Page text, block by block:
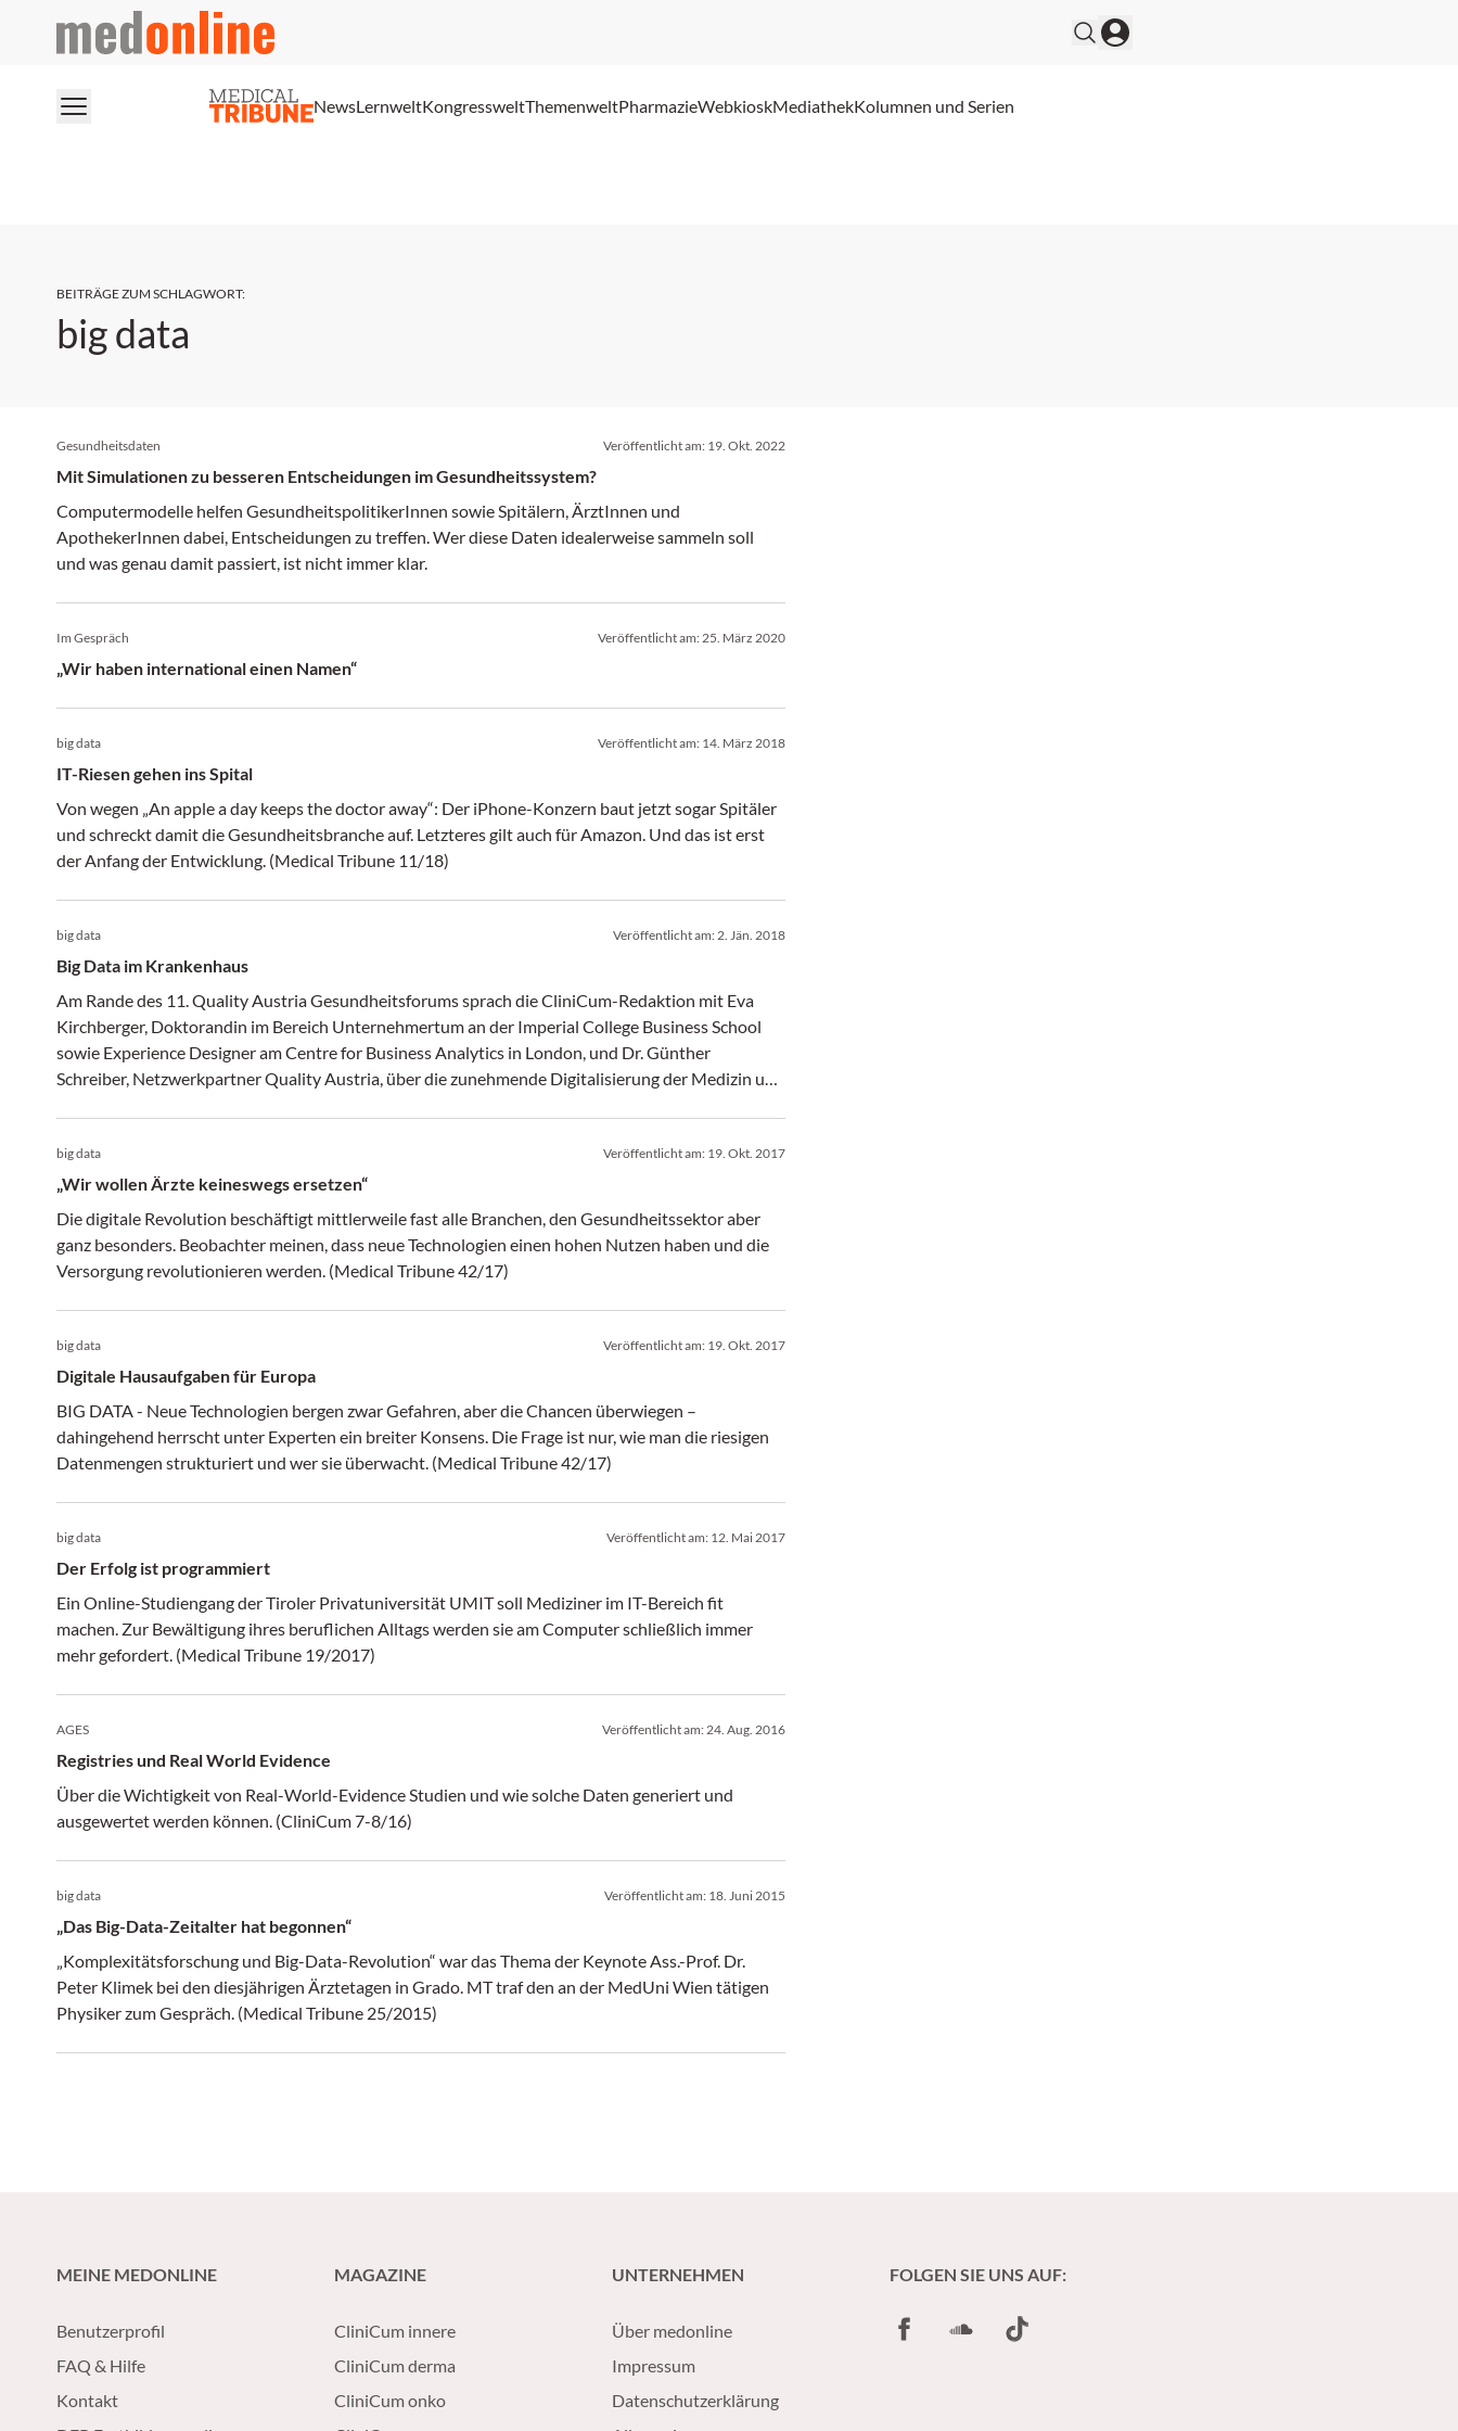
medonline
NewsLernweltKongressweltThemenweltPharmazieWebkioskMediathekKolumnen und Serien
BEITRÄGE ZUM SCHLAGWORT:
big data
Gesundheitsdaten Veröffentlicht am: 19. Okt. 2022
Mit Simulationen zu besseren Entscheidungen im Gesundheitssystem?
Computermodelle helfen GesundheitspolitikerInnen sowie Spitälern, ÄrztInnen und
ApothekerInnen dabei, Entscheidungen zu treffen. Wer diese Daten idealerweise sammeln soll
und was genau damit passiert, ist nicht immer klar.
Im Gespräch Veröffentlicht am:25. März 2020
„Wir haben international einen Namen“
big data Veröffentlicht am: 14. März 2018
IT-Riesen gehen ins Spital
Von wegen „An apple a day keeps the doctor away“: Der iPhone-Konzern baut jetzt sogar Spitäler
und schreckt damit die Gesundheitsbranche auf. Letzteres gilt auch für Amazon. Und das ist erst
der Anfang der Entwicklung. (Medical Tribune 11/18)
big data Veröffentlicht am:2. Jän. 2018
Big Data im Krankenhaus
Am Rande des 11. Quality Austria Gesundheitsforums sprach die CliniCum-Redaktion mit Eva
Kirchberger, Doktorandin im Bereich Unternehmertum an der Imperial College Business School
sowie Experience Designer am Centre for Business Analytics in London, und Dr. Günther
Schreiber, Netzwerkpartner Quality Austria, über die zunehmende Digitalisierung der Medizin und
big data Veröffentlicht am: 19. Okt. 2017
„Wir wollen Ärzte keineswegs ersetzen“
Die digitale Revolution beschäftigt mittlerweile fast alle Branchen, den Gesundheitssektor aber
ganz besonders. Beobachter meinen, dass neue Technologien einen hohen Nutzen haben und die
Versorgung revolutionieren werden. (Medical Tribune 42/17)
big data Veröffentlicht am: 19. Okt. 2017
Digitale Hausaufgaben für Europa
BIG DATA - Neue Technologien bergen zwar Gefahren, aber die Chancen überwiegen –
dahingehend herrscht unter Experten ein breiter Konsens. Die Frage ist nur, wie man die riesigen
Datenmengen strukturiert und wer sie überwacht. (Medical Tribune 42/17)
big data Veröffentlicht am: 12. Mai 2017
Der Erfolg ist programmiert
Ein Online-Studiengang der Tiroler Privatuniversität UMIT soll Mediziner im IT-Bereich fit
machen. Zur Bewältigung ihres beruflichen Alltags werden sie am Computer schließlich immer
mehr gefordert. (Medical Tribune 19/2017)
AGES Veröffentlicht am:24. Aug. 2016
Registries und Real World Evidence
Über die Wichtigkeit von Real-World-Evidence Studien und wie solche Daten generiert und
ausgewertet werden können. (CliniCum 7-8/16)
big data Veröffentlicht am: 18. Juni 2015
„Das Big-Data-Zeitalter hat begonnen“
„Komplexitätsforschung und Big-Data-Revolution“ war das Thema der Keynote Ass.-Prof. Dr.
Peter Klimek bei den diesjährigen Ärztetagen in Grado. MT traf den an der MedUni Wien tätigen
Physiker zum Gespräch. (Medical Tribune 25/2015)
MEINE MEDONLINE
Benutzerprofil
FAQ & Hilfe
Kontakt
MAGAZINE
CliniCum innere
CliniCum derma
CliniCum onko
UNTERNEHMEN
Über medonline
Impressum
Datenschutzerklärung
FOLGEN SIE UNS AUF:
FacebookSoundCloud
TikTok